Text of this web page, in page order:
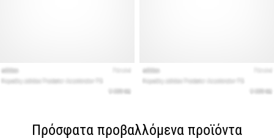
Πρόσφατα προβαλλόμενα προϊόντα